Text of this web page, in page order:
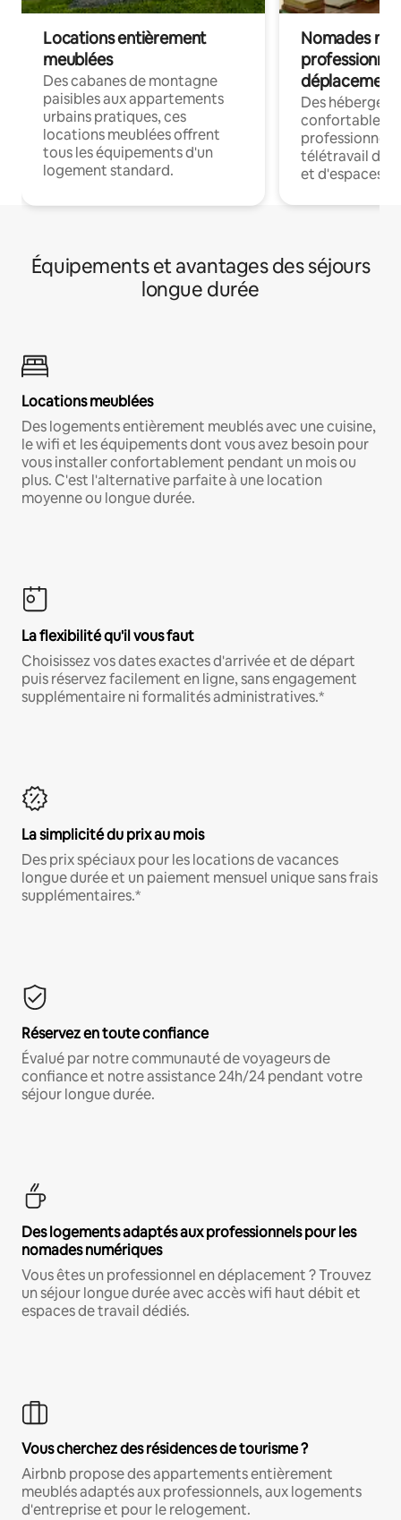
Locations entièrement
meublées
Des cabanes de montagne
paisibles aux appartements
urbains pratiques, ces
locations meublées offrent
tous les équipements d'un
logement standard.
Nomades
déplacement
Des
confortables
professionnels
télétravail
et d'espaces
Équipements et avantages des séjours
longue durée
Locations meublées
Des logements entièrement meublés avec une cuisine,
le wifi et les équipements dont vous avez besoin pour
vous installer confortablement pendant un mois ou
plus. C'est l'alternative parfaite à une location
moyenne ou longue durée.
La flexibilité qu'il vous faut
Choisissez vos dates exactes d'arrivée et de départ
puis réservez facilement en ligne, sans engagement
supplémentaire ni formalités administratives.*
La simplicité du prix au mois
Des prix spéciaux pour les locations de vacances
longue durée et un paiement mensuel unique sans frais
supplémentaires.*
Réservez en toute confiance
Évalué par notre communauté de voyageurs de
confiance et notre assistance 24h/24 pendant votre
séjour longue durée.
Des logements adaptés aux professionnels pour les
nomades numériques
Vous êtes un professionnel en déplacement ? Trouvez
un séjour longue durée avec accès wifi haut débit et
espaces de travail dédiés.
Vous cherchez des résidences de tourisme ?
Airbnb propose des appartements entièrement
meublés adaptés aux professionnels, aux logements
d'entreprise et pour le relogement.